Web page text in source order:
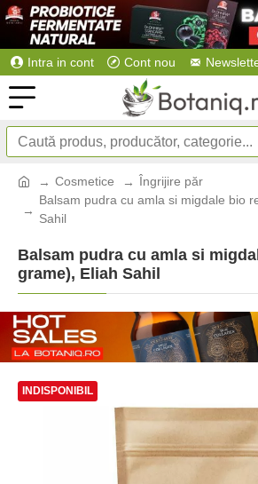
Intra in cont Cont nou
Cosmetice
Îngrijire păr
Balsam pudra cu amla si migdale bio
Sahil
Balsam pudra cu amla si
grame), Eliah Sahil
INDISPONIBIL